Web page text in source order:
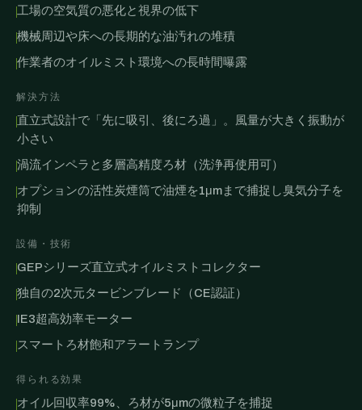
工場の空気質の悪化と視界の低下
機械周辺や床への長期的な油汚れの堆積
作業者のオイルミスト環境への長時間曝露
解決方法
直立式設計で「先に吸引、後にろ過」。風量が大きく振動が
小さい
渦流インペラと多層高精度ろ材（洗浄再使用可）
オプションの活性炭煙筒で油煙を1μmまで捕捉し臭気分子を
抑制
設備・技術
GEPシリーズ直立式オイルミストコレクター
独自の2次元タービンブレード（CE認証）
IE3超高効率モーター
スマートろ材飽和アラートランプ
得られる効果
オイル回収率99%、ろ材が5μmの微粒子を捕捉